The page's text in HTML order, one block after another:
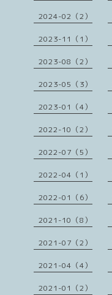
2024-02（2）
2023-11（1）
2023-08（2）
2023-05（3）
2023-01（4）
2022-10（2）
2022-07（5）
2022-04（1）
2022-01（6）
2021-10（8）
2021-07（2）
2021-04（4）
2021-01（2）